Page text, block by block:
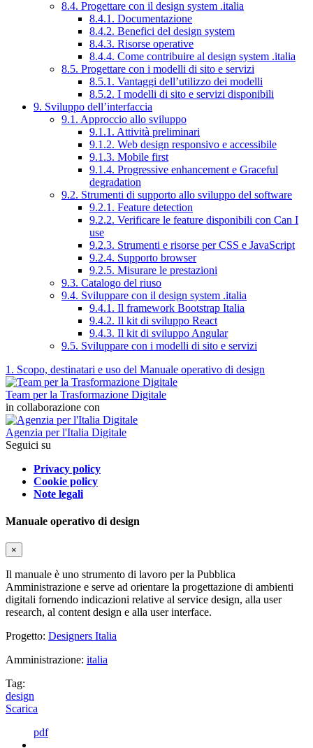
8.4. Progettare con il design system .italia
8.4.1. Documentazione
8.4.2. Benefici del design system
8.4.3. Risorse operative
8.4.4. Come contribuire al design system .italia
8.5. Progettare con i modelli di sito e servizi
8.5.1. Vantaggi dell’utilizzo dei modelli
8.5.2. I modelli di sito e servizi disponibili
9. Sviluppo dell’interfaccia
9.1. Approccio allo sviluppo
9.1.1. Attività preliminari
9.1.2. Web design responsivo e accessibile
9.1.3. Mobile first
9.1.4. Progressive enhancement e Graceful
degradation
9.2. Strumenti di supporto allo sviluppo del software
9.2.1. Feature detection
9.2.2. Verificare le feature disponibili con Can I
use
9.2.3. Strumenti e risorse per CSS e JavaScript
9.2.4. Supporto browser
9.2.5. Misurare le prestazioni
9.3. Catalogo del riuso
9.4. Sviluppare con il design system .italia
9.4.1. Il framework Bootstrap Italia
9.4.2. Il kit di sviluppo React
9.4.3. Il kit di sviluppo Angular
9.5. Sviluppare con i modelli di sito e servizi
1. Scopo, destinatari e uso del Manuale operativo di design
Team per la Trasformazione Digitale
in collaborazione con
Agenzia per l'Italia Digitale
Seguici su
Privacy policy
Cookie policy
Note legali
Manuale operativo di design
×
Il manuale è uno strumento di lavoro per la Pubblica
Amministrazione e serve ad orientare la progettazione di ambienti
digitali fornendo indicazioni relative al service design, alla user
research, al content design e alla user interface.
Progetto: Designers Italia
Amministrazione: italia
Tag:
design
Scarica
pdf